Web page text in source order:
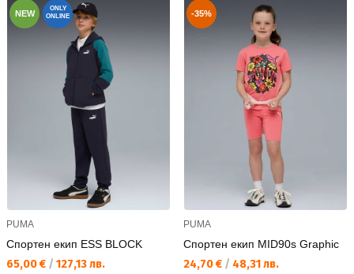
NEW
ONLY
ONLINE
PUMA
Спортен екип ESS BLOCK
Текуща цена:
65,00 € / 127,13 лв.
-35%
PUMA
Спортен екип MID90s Graphic
Текуща цена:
24,70 € / 48,31 лв.